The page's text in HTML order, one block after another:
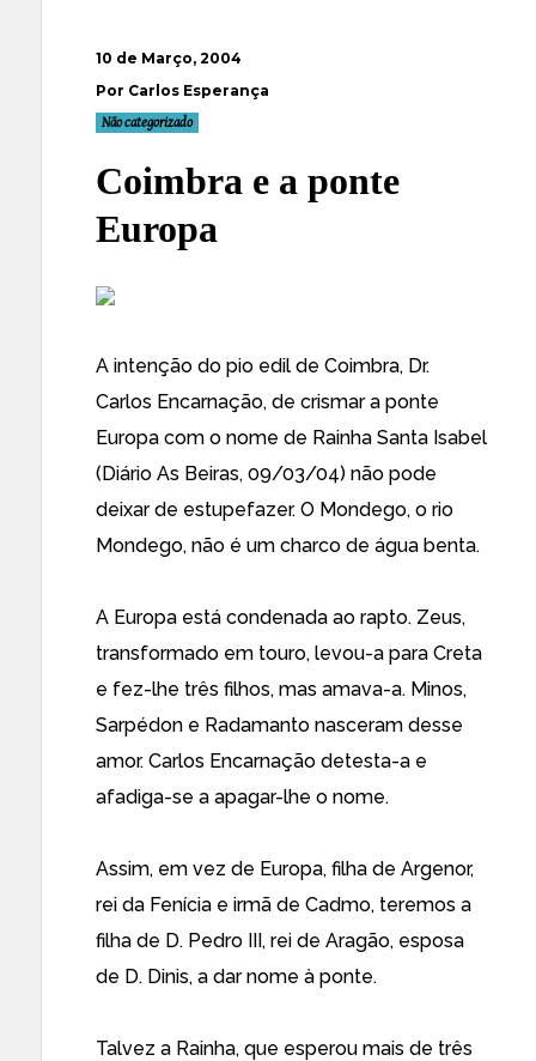
10 de Março, 2004
Por Carlos Esperança
Não categorizado
Coimbra e a ponte
Europa
A intenção do pio edil de Coimbra, Dr.
Carlos Encarnação, de crismar a ponte
Europa com o nome de Rainha Santa Isabel
(Diário As Beiras, 09/03/04) não pode
deixar de estupefazer. O Mondego, o rio
Mondego, não é um charco de água benta.
A Europa está condenada ao rapto. Zeus,
transformado em touro, levou-a para Creta
e fez-lhe três filhos, mas amava-a. Minos,
Sarpédon e Radamanto nasceram desse
amor. Carlos Encarnação detesta-a e
afadiga-se a apagar-lhe o nome.
Assim, em vez de Europa, filha de Argenor,
rei da Fenícia e irmã de Cadmo, teremos a
filha de D. Pedro III, rei de Aragão, esposa
de D. Dinis, a dar nome à ponte.
Talvez a Rainha, que esperou mais de três